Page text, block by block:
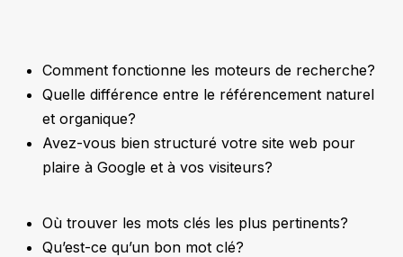
Comment fonctionne les moteurs de recherche?
Quelle différence entre le référencement naturel
et organique?
Avez-vous bien structuré votre site web pour
plaire à Google et à vos visiteurs?
Où trouver les mots clés les plus pertinents?
Qu’est-ce qu’un bon mot clé?